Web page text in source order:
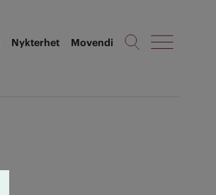
Nykterhet Movendi